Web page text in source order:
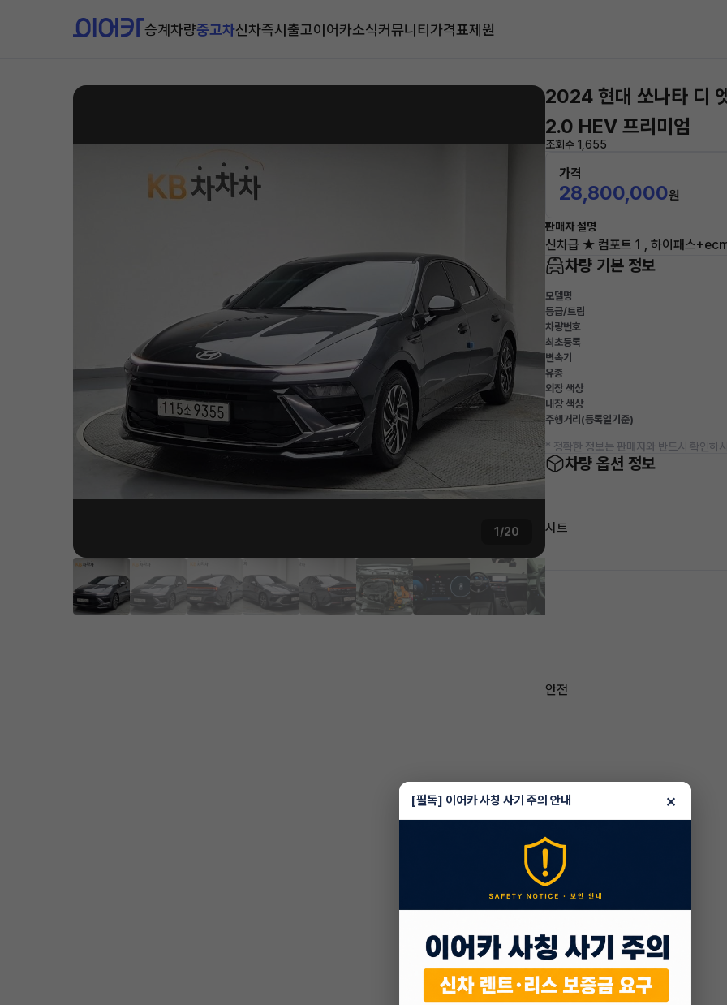
승계차량중고차신차즉시출고이어카소식커뮤니티가격표제원
1/20
2024 현대 쏘나타 디
2.0 HEV 프리미엄
조회수 1,655
가격
28,800,000원
판매자 설명
신차급 ★ 컴포트 1 , 하이패스
차량 기본 정보
모델명
등급/트림
차량번호
최초등록
변속기
유종
외장 색상
내장 색상
주행거리(등록일기준)
* 정확한 정보는 판매자와 반드시 확인하
차량 옵션 정보
시트
안전
외장/내장
[필독] 이어카 사칭 사기 주의 안내 ×